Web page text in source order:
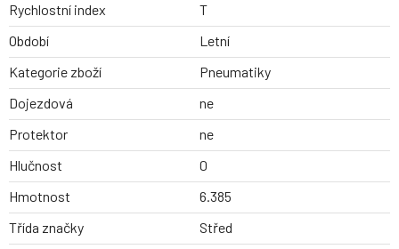
Rychlostní index
T
Období
Letní
Kategorie zboží
Pneumatiky
Dojezdová
ne
Protektor
ne
Hlučnost
0
Hmotnost
6.385
Třída značky
Střed